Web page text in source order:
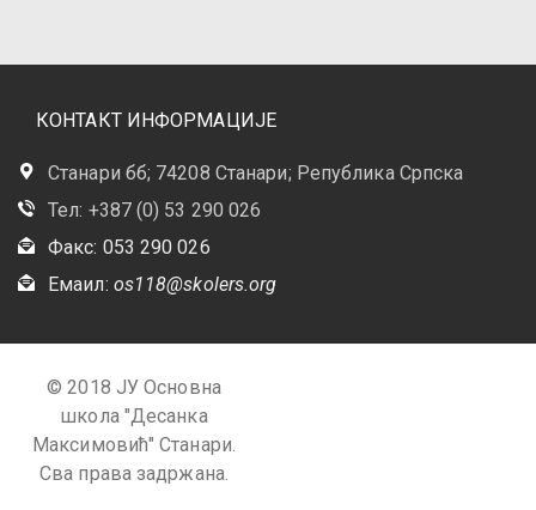
КОНТАКТ ИНФОРМАЦИЈЕ
Станари бб; 74208 Станари; Република Српска
Тел: +387 (0) 53 290 026
Факс: 053 290 026
Емаил: os118@skolers.org
© 2018 ЈУ Основна
школа "Десанка
Максимовић" Станари.
Сва права задржана.